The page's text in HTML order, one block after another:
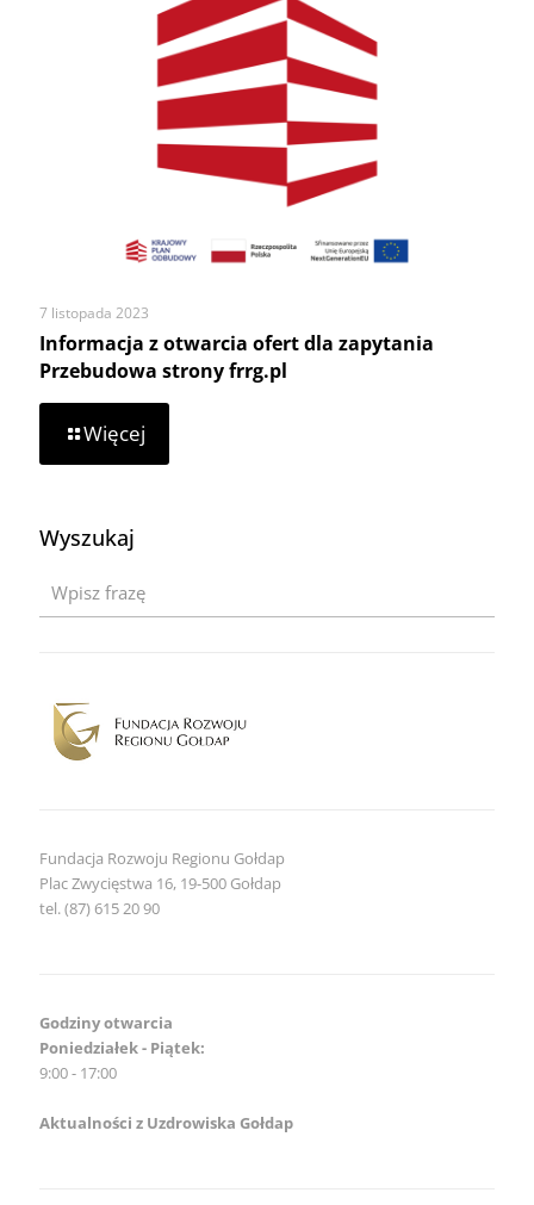
celu
oszacowania
kosztów
przygotowania
dostawy
obiadów
szkołom
7 listopada 2023
Informacja z otwarcia ofert dla zapytania
Przebudowa strony frrg.pl
Więcej
Informacja
Przebudowa
strony
Wyszukaj
Fundacja Rozwoju Regionu Gołdap
Plac Zwycięstwa 16, 19-500 Gołdap
tel. (87) 615 20 90
Godziny otwarcia
Poniedziałek - Piątek:
9:00 - 17:00
Aktualności z Uzdrowiska Gołdap